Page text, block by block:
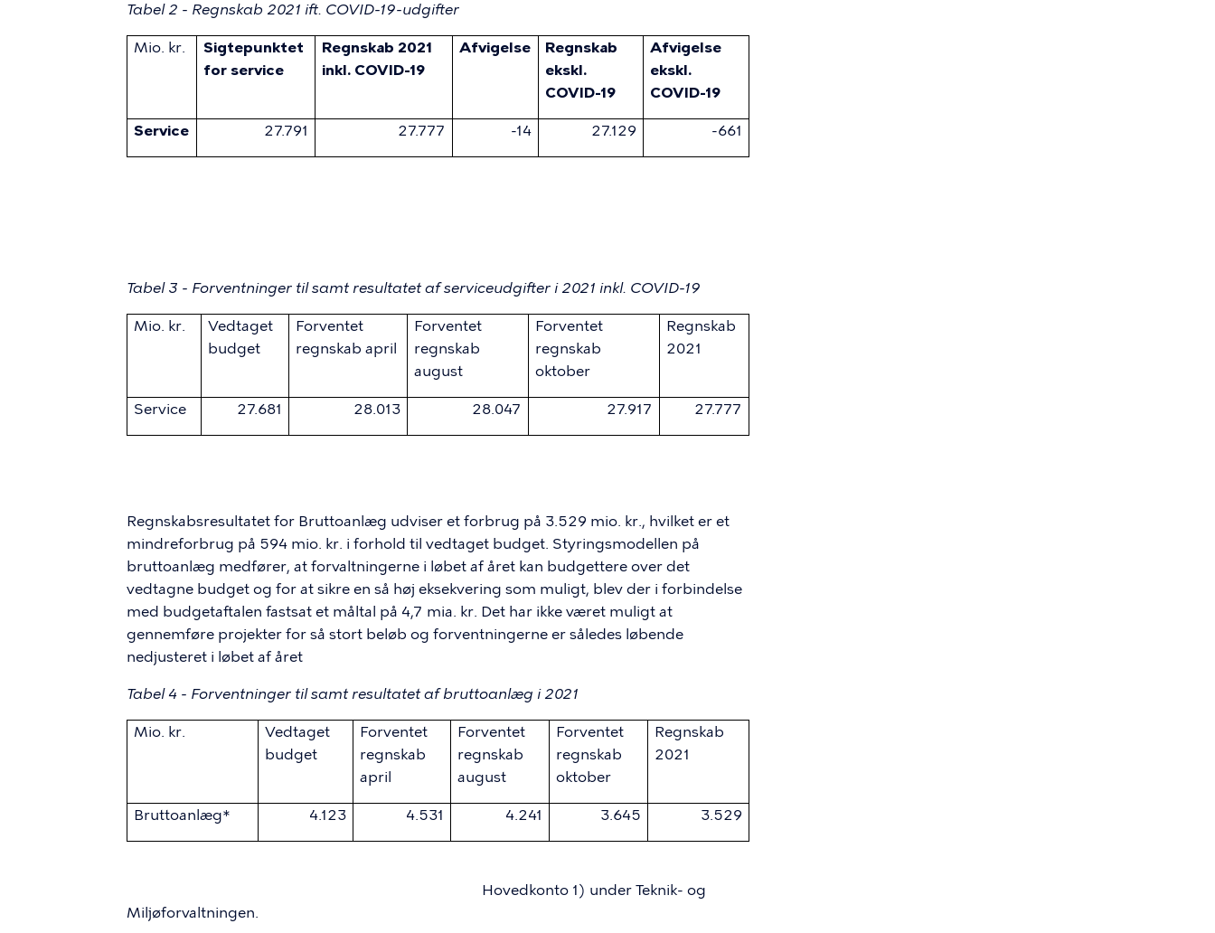
Tabel 2 - Regnskab 2021 ift. COVID-19-udgifter
Mio. kr.
Sigtepunktet
for service
Regnskab 2021
inkl. COVID-19
Afvigelse
Regnskab
ekskl.
COVID-19
Afvigelse
ekskl.
COVID-19
Service 27.791 27.777 -14 27.129 -661
Tabel 3 - Forventninger til samt resultatet af serviceudgifter i 2021 inkl. COVID-19
Mio. kr.
Vedtaget
budget
Forventet
regnskab april
Forventet
regnskab
august
Forventet
regnskab
oktober
Regnskab
2021
Service 27.681 28.013 28.047 27.917 27.777
Regnskabsresultatet for Bruttoanlæg udviser et forbrug på 3.529 mio. kr., hvilket er et
mindreforbrug på 594 mio. kr. i forhold til vedtaget budget. Styringsmodellen på
bruttoanlæg medfører, at forvaltningerne i løbet af året kan budgettere over det
vedtagne budget og for at sikre en så høj eksekvering som muligt, blev der i forbindelse
med budgetaftalen fastsat et måltal på 4,7 mia. kr. Det har ikke været muligt at
gennemføre projekter for så stort beløb og forventningerne er således løbende
nedjusteret i løbet af året
Tabel 4 - Forventninger til samt resultatet af bruttoanlæg i 2021
Mio. kr.
Vedtaget
budget
Forventet
regnskab
april
Forventet
regnskab
august
Forventet
regnskab
oktober
Regnskab
2021
Bruttoanlæg* 4.123 4.531 4.241 3.645 3.529
Hovedkonto 1) under Teknik- og
Miljøforvaltningen.